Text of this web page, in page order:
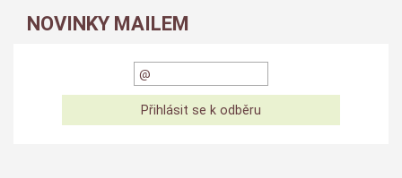
NOVINKY MAILEM